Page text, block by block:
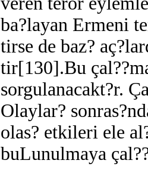
ba?layan Ermeni
tirse de baz?
tir[130].Bu
sorgulanacakt?r.
Olaylar?
olas? etkileri ele
buLunulmaya